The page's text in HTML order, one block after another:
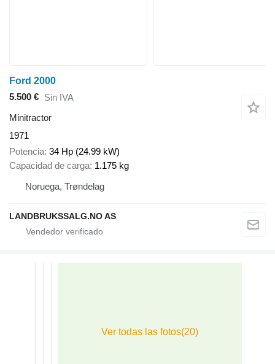
Ford 2000
5.500 € Sin IVA
Minitractor
1971
Potencia 34 Hp (24.99 kW)
Capacidad de carga 1.175 kg
Noruega, Trøndelag
LANDBRUKSSALG.NO AS